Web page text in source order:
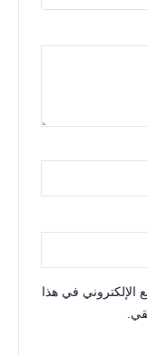
الإلكتروني في هذا